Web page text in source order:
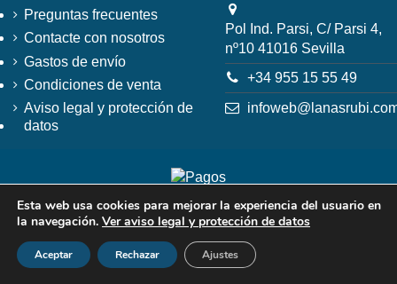
Preguntas frecuentes
Contacte con nosotros
Gastos de envío
Condiciones de venta
Aviso legal y protección de
datos
Pol Ind. Parsi, C/ Parsi 4,
nº10 41016 Sevilla
+34 955 15 55 49
Esta web usa cookies para mejorar la experiencia del usuario en
la navegación. Ver aviso legal y protección de datos
Aceptar Rechazar Ajustes